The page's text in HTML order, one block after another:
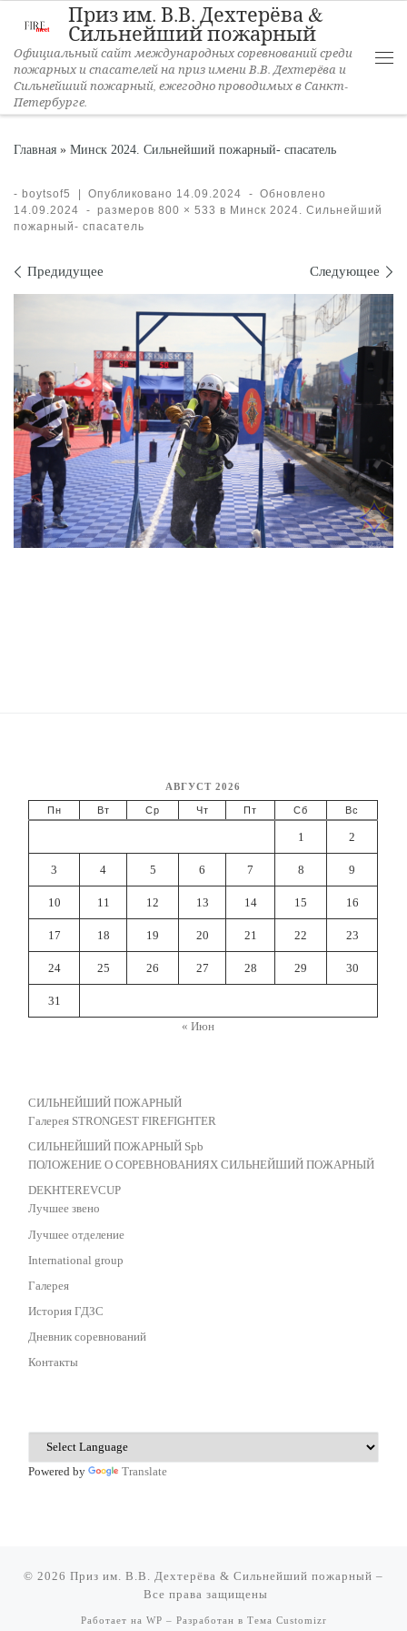
Перейти к содержимому
Приз им. В.В. Дехтерёва &
Сильнейший пожарный
Официальный сайт международных соревнований среди
пожарных и спасателей на приз имени В.В. Дехтерёва и
Сильнейший пожарный, ежегодно проводимых в Санкт-
Петербурге.
Главная » Минск 2024. Сильнейший пожарный- спасатель
- boytsof5 | Опубликовано 14.09.2024 - Обновлено
14.09.2024
- размеров 800 × 533 в Минск 2024. Сильнейший
пожарный- спасатель
Навигация по изображениям
Предидущее Следующее
АВГУСТ 2026
Пн Вт Ср Чт Пт Сб Вс
1 2
3 4 5 6 7 8 9
10 11 12 13 14 15 16
17 18 19 20 21 22 23
24 25 26 27 28 29 30
31
« Июн
СИЛЬНЕЙШИЙ ПОЖАРНЫЙ
Галерея STRONGEST FIREFIGHTER
СИЛЬНЕЙШИЙ ПОЖАРНЫЙ Spb
ПОЛОЖЕНИЕ О СОРЕВНОВАНИЯХ СИЛЬНЕЙШИЙ ПОЖАРНЫЙ
DEKHTEREVCUP
Лучшее звено
Лучшее отделение
International group
Галерея
История ГДЗС
Дневник соревнований
Контакты
Powered by Translate
© 2026 Приз им. В.В. Дехтерёва & Сильнейший пожарный –
Все права защищены
Работает на WP – Разработан в Тема Customizr